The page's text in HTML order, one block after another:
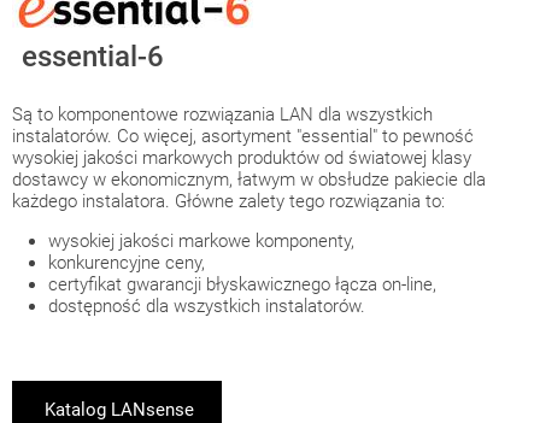
essential-6
Są to komponentowe rozwiązania LAN dla wszystkich
instalatorów. Co więcej, asortyment "essential" to pewność
wysokiej jakości markowych produktów od światowej klasy
dostawcy w ekonomicznym, łatwym w obsłudze pakiecie dla
każdego instalatora. Główne zalety tego rozwiązania to:
wysokiej jakości markowe komponenty,
konkurencyjne ceny,
certyfikat gwarancji błyskawicznego łącza on-line,
dostępność dla wszystkich instalatorów.
Katalog LANsense